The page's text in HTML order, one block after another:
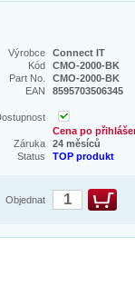
Výrobce
Connect IT
Kód
CMO-2000-BK
Part No.
CMO-2000-BK
EAN
8595703506345
Cena po
Záruka
24 měsíců
Status
TOP produkt
Objednat